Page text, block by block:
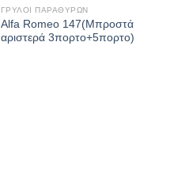
ΓΡΥΛΟΙ ΠΑΡΑΘΥΡΩΝ
Alfa Romeo 147(Μπροστά
αριστερά 3πορτο+5πορτο)